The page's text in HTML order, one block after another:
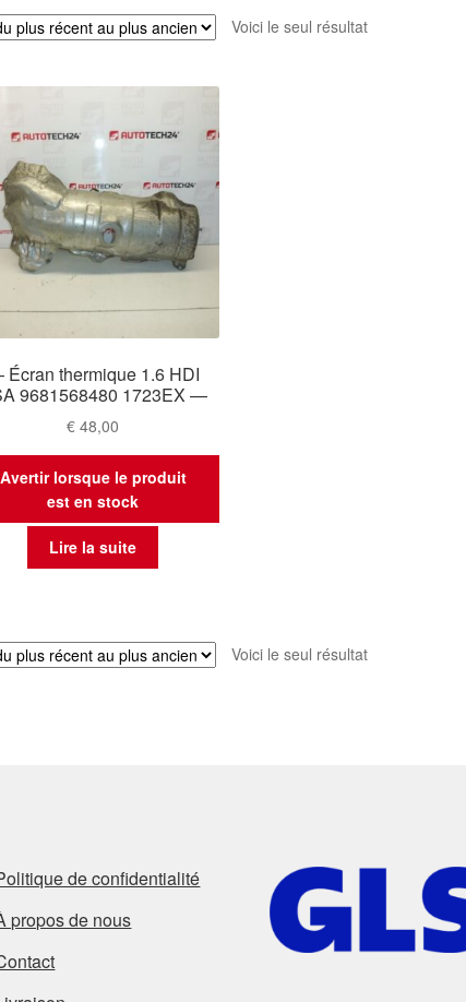
Voici le seul résultat
thermique 1.6 HDI
9681568480 1723EX —
€ 48,00
Avertir lorsque le produit
est en stock
Lire la suite
Voici le seul résultat
de confidentialité
propos de nous